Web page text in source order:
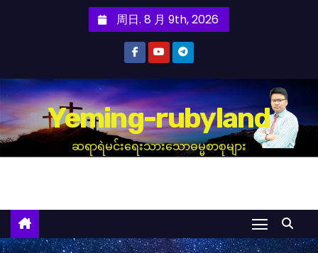
周日. 8 月 9th, 2026
Yeming-rubyland
ဆရာရဲမင်းရေးသားသောဓမ္မစာစုများ